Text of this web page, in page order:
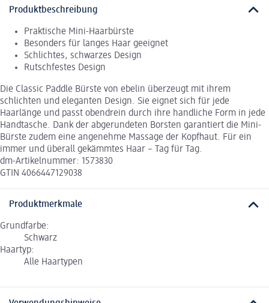
Produktbeschreibung
Praktische Mini-Haarbürste
Besonders für langes Haar geeignet
Schlichtes, schwarzes Design
Rutschfestes Design
Die Classic Paddle Bürste von ebelin überzeugt mit ihrem
schlichten und eleganten Design. Sie eignet sich für jede
Haarlänge und passt obendrein durch ihre handliche Form in jede
Handtasche. Dank der abgerundeten Borsten garantiert die Mini-
Bürste zudem eine angenehme Massage der Kopfhaut. Für ein
immer und überall gekämmtes Haar – Tag für Tag.
dm-Artikelnummer: 1573830
GTIN 4066447129038
Produktmerkmale
Grundfarbe:
Schwarz
Haartyp:
Alle Haartypen